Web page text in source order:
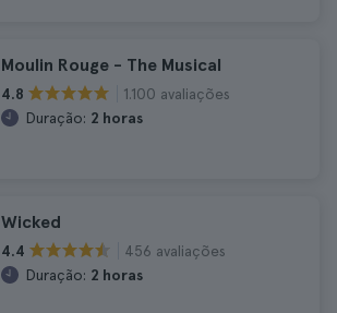
Moulin Rouge - The Musical
4.8
1.100 avaliações
Duração: 2 horas
Wicked
4.4
456 avaliações
Duração: 2 horas